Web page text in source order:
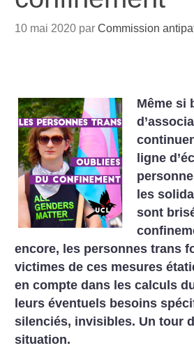
10 mai 2020 parCommission
Même si
ligne
les
sont
encore, les personnes trans
victimes de ces mesures
en compte dans les calculs
leurs éventuels besoins
silenciés, invisibles. Un tour
situation.